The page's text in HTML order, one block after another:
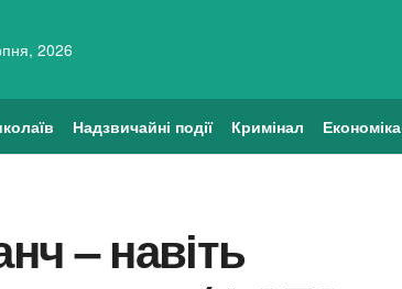
2026
Надзвичайні події Кримінал Економіка
– навіть